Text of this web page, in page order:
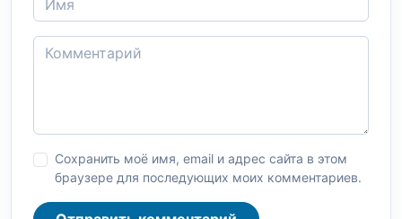
Сохранить моё имя, email и адрес сайта в этом
браузере для последующих моих комментариев.